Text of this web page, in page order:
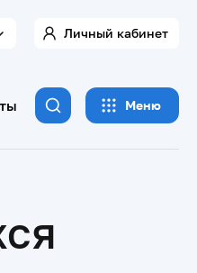
Личный кабинет
Меню